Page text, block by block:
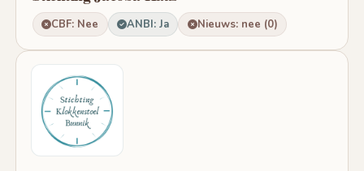
CBF: Nee ANBI: Ja Nieuws: nee (0)